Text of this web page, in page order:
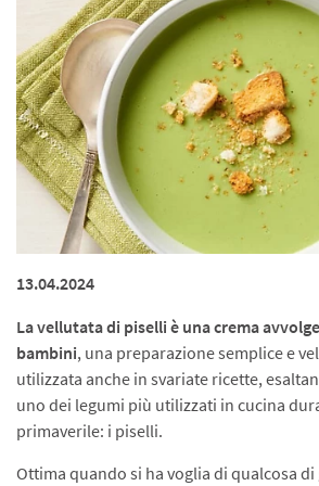
13.04.2024
La vellutata di piselli è una crema
bambini, una preparazione semplice e
utilizzata anche in svariate ricette,
uno dei legumi più utilizzati in cucina
primaverile: i piselli.
Ottima quando si ha voglia di qualcosa